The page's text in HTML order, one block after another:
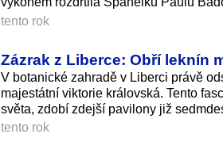
tento rok
Zázrak z Liberce: Obří leknín
V botanické zahradě v Liberci právě
majestátní viktorie královská. Tento
světa, zdobí zdejší pavilony již
tento rok